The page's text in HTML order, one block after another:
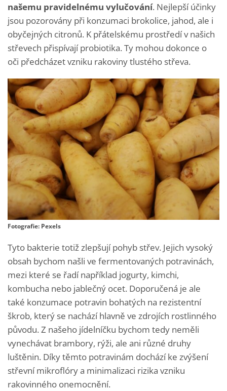
našemu pravidelnému vylučování. Nejlepší účinky
jsou pozorovány při konzumaci brokolice, jahod, ale i
obyčejných citronů. K přátelskému prostředí v našich
střevech přispívají probiotika. Ty mohou dokonce o
oči předcházet vzniku rakoviny tlustého střeva.
Fotografie: Pexels
Tyto bakterie totiž zlepšují pohyb střev. Jejich vysoký
obsah bychom našli ve fermentovaných potravinách,
mezi které se řadí například jogurty, kimchi,
kombucha nebo jablečný ocet. Doporučená je ale
také konzumace potravin bohatých na rezistentní
škrob, který se nachází hlavně ve zdrojích rostlinného
původu. Z našeho jídelníčku bychom tedy neměli
vynechávat brambory, rýži, ale ani různé druhy
luštěnin. Díky těmto potravinám dochází ke zvýšení
střevní mikroflóry a minimalizaci rizika vzniku
rakovinného onemocnění.